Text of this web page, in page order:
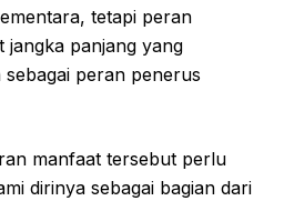
tetapi peran
jangka panjang yang
sebagai peran penerus
manfaat tersebut perlu
dirinya sebagai bagian dari